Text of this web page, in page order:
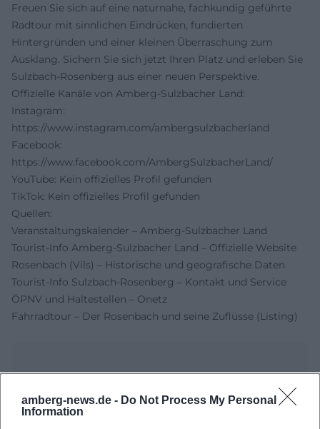
amberg-news.de - Do Not Process My Personal
Information
Freuen Sie sich auf eine naturnahe, fachkundig geführte
Radtour mit sinnlichen Eindrücken, fundierten
Hintergründen und einer kleinen Überraschung zum
Ausklang. Sichern Sie sich jetzt Ihren Platz und erleben Sie
Sulzbach-Rosenberg aus einer neuen Perspektive.
Offizielle Kanäle von Amberg-Sulzbacher Land:
Instagram:
https://www.instagram.com/ambergsulzbacherland
Facebook:
https://www.facebook.com/AmbergSulzbacherLand/
YouTube: Kein offizielles Profil gefunden
TikTok: Kein offizielles Profil gefunden
Quellen:
Veranstaltungskalender – Amberg-Sulzbacher Land
Tourist-Info Amberg-Sulzbacher Land – Offizielle Website
Rosenbach (Vils) – Historische und geografische Daten
Tourist-Info Sulzbach-Rosenberg – Kontakt und Service
ÖPNV und Haltestellen – Onetz
Fahrradtour – Der Rosenbach und seine Zuflüsse (Listing)